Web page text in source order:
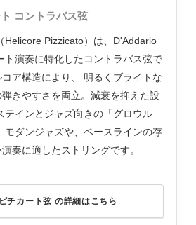
コントラバス弦
Helicore Pizzicato）は、D'Addario
ト演奏に特化したコントラバス弦で
ア構造により、 明るくブライトな
弾きやすさを両立。減衰を抑えた設
テインとジャズ向きの「グロウル
モダンジャズや、ベースラインの存
奏に適したストリングです。
チカート弦 の詳細はこちら